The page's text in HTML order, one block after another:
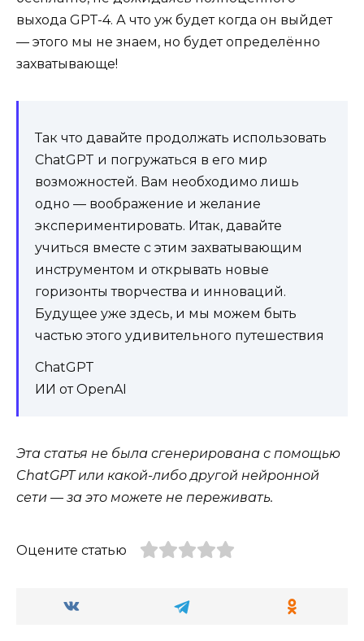
выхода GPT-4. А что уж будет когда он выйдет
— этого мы не знаем, но будет определённо
захватывающе!
Так что давайте продолжать использовать
ChatGPT и погружаться в его мир
возможностей. Вам необходимо лишь
одно — воображение и желание
экспериментировать. Итак, давайте
учиться вместе с этим захватывающим
инструментом и открывать новые
горизонты творчества и инноваций.
Будущее уже здесь, и мы можем быть
частью этого удивительного путешествия
ChatGPT
ИИ от OpenAI
Эта статья не была сгенерирована с помощью
ChatGPT или какой-либо другой нейронной
сети — за это можете не переживать.
Оцените статью